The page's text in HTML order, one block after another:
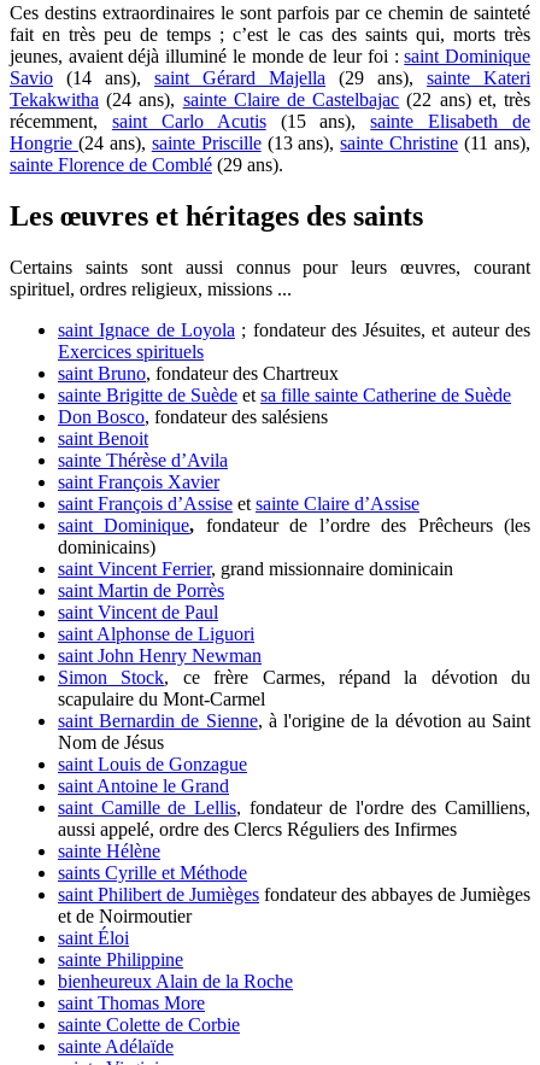
Ces destins extraordinaires le sont parfois par ce chemin de sainteté
fait en très peu de temps ; c’est le cas des saints qui, morts très
jeunes, avaient déjà illuminé le monde de leur foi :saint Dominique
Savio (14 ans), saint Gérard Majella (29 ans), sainte Kateri
Tekakwitha (24 ans), sainte Claire de Castelbajac (22 ans) et, très
récemment, saint Carlo Acutis(15 ans),sainte Elisabeth de
Hongrie (24 ans), sainte Priscille(13 ans),sainte Christine (11 ans),
sainte Florence de Comblé (29 ans).
Les œuvres et héritages des saints
Certains saints sont aussi connus pour leurs œuvres, courant
spirituel, ordres religieux, missions ...
saint Ignace de Loyola ; fondateur des Jésuites, et auteur des
Exercices spirituels
saint Bruno, fondateur des Chartreux
sainte Brigitte de Suède et sa fille sainte Catherine de Suède
Don Bosco, fondateur des salésiens
saint Benoit
sainte Thérèse d’Avila
saint François Xavier
saint François d’Assise et sainte Claire d’Assise
saint Dominique, fondateur de l’ordre des Prêcheurs (les
dominicains)
saint Vincent Ferrier, grand missionnaire dominicain
saint Martin de Porrès
saint Vincent de Paul
saint Alphonse de Liguori
saint John Henry Newman
Simon Stock, ce frère Carmes, répand la dévotion du
scapulaire du Mont-Carmel
saint Bernardin de Sienne, à l'origine de la dévotion au Saint
Nom de Jésus
saint Louis de Gonzague
saint Antoine le Grand
saint Camille de Lellis, fondateur de l'ordre des Camilliens,
aussi appelé, ordre des Clercs Réguliers des Infirmes
sainte Hélène
saints Cyrille et Méthode
saint Philibert de Jumièges fondateur des abbayes de Jumièges
et de Noirmoutier
saint Éloi
sainte Philippine
bienheureux Alain de la Roche
saint Thomas More
sainte Colette de Corbie
sainte Adélaïde